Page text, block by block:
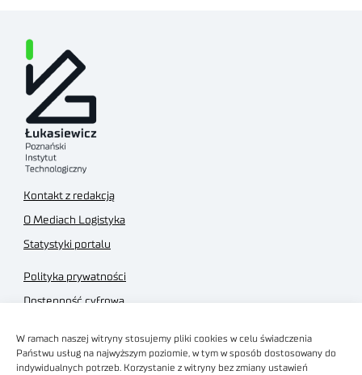
W ramach naszej witryny stosujemy pliki cookies w celu świadczenia
Państwu usług na najwyższym poziomie, w tym w sposób dostosowany do
indywidualnych potrzeb. Korzystanie z witryny bez zmiany ustawień
Kontakt z redakcją
O Mediach Logistyka
Statystyki portalu
Polityka prywatności
Dostępność cyfrowa
Regulamin sklepu